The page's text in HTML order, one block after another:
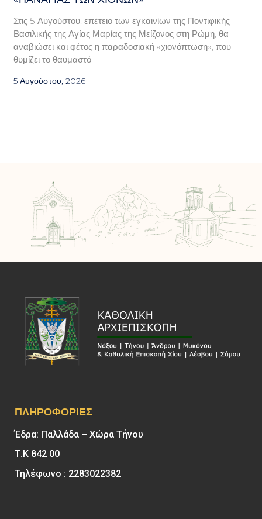
Στις 5 Αυγούστου, επέτειο των εγκαινίων της Ποντιφικής
Βασιλικής της Αγίας Μαρίας της Μείζονος στη Ρώμη, θα
αναβιώσει και φέτος η παραδοσιακή «χιονόπτωση», που
θυμίζει το θαυμαστό
5 Αυγούστου, 2026
ΠΛΗΡΟΦΟΡΊΕΣ
Έδρα: Παλλάδα – Χώρα Τήνου
Τ.Κ 842 00
Τηλέφωνο : 2283022382